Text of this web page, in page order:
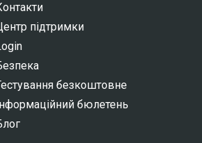
підтримки
безкоштовне
бюлетень